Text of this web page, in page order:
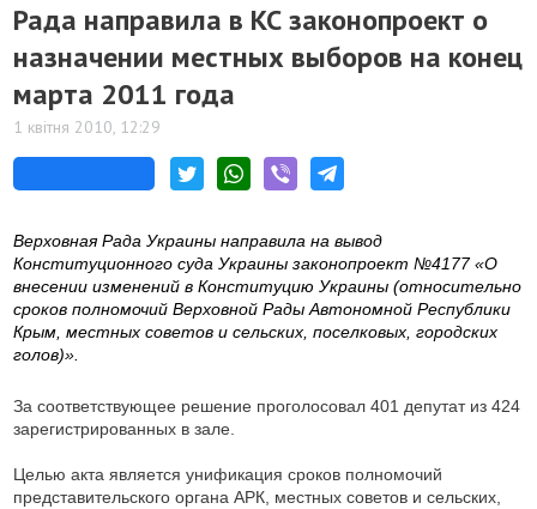
Рада направила в КС законопроект о
назначении местных выборов на конец
марта 2011 года
1 квітня 2010, 12:29
Верховная Рада Украины направила на вывод
Конституционного суда Украины законопроект №4177 «О
внесении изменений в Конституцию Украины (относительно
сроков полномочий Верховной Рады Автономной Республики
Крым, местных советов и сельских, поселковых, городских
голов)».
За соответствующее решение проголосовал 401 депутат из 424
зарегистрированных в зале.
Целью акта является унификация сроков полномочий
представительского органа АРК, местных советов и сельских,